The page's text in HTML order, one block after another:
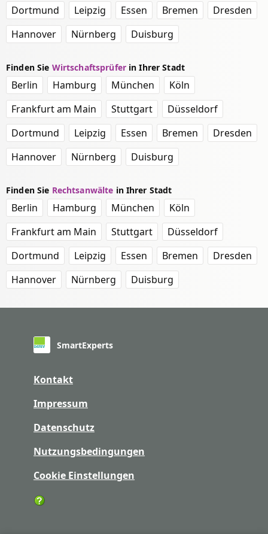
Dortmund
Leipzig Essen Bremen
Dresden
Hannover
Nürnberg Duisburg
Finden Sie Wirtschaftsprüferin Ihrer Stadt
Berlin Hamburg München
Köln
Frankfurt am Main
Stuttgart
Düsseldorf
Dortmund
Leipzig Essen Bremen
Dresden
Hannover
Nürnberg Duisburg
Finden Sie Rechtsanwälte in Ihrer Stadt
Berlin Hamburg München
Köln
Frankfurt am Main
Stuttgart
Düsseldorf
Dortmund
Leipzig Essen Bremen
Dresden
Hannover
Nürnberg Duisburg
SmartExperts
Kontakt
Impressum
Datenschutz
Nutzungsbedingungen
Cookie Einstellungen